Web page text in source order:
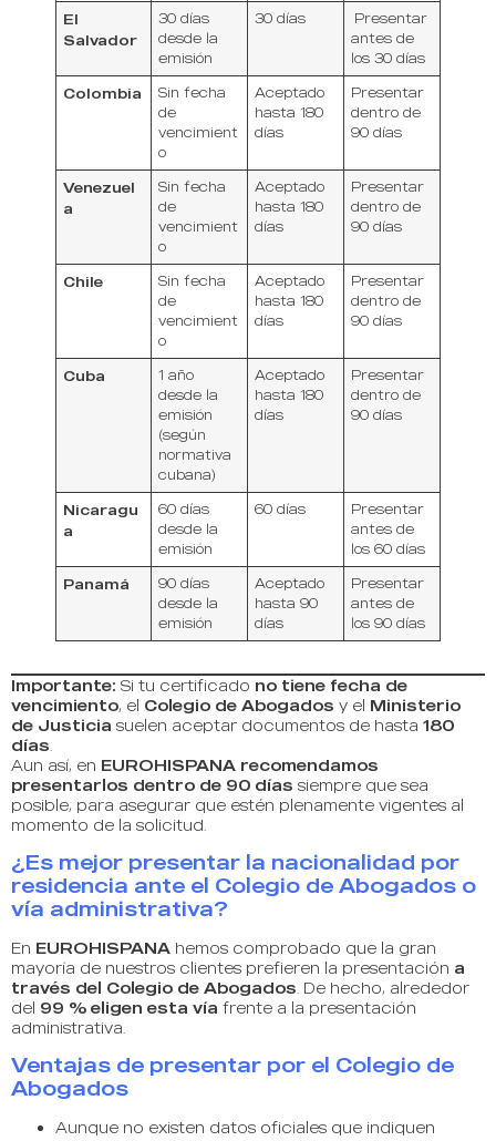
El
Salvador
30 días
desde la
emisión
30 días
Presentar
antes de
los 30 días
Colombia
Sin fecha
de
vencimient
o
Aceptado
hasta 180
días
Presentar
dentro de
90 días
Venezuel
a
Sin fecha
de
vencimient
o
Aceptado
hasta 180
días
Presentar
dentro de
90 días
Chile
Sin fecha
de
vencimient
o
Aceptado
hasta 180
días
Presentar
dentro de
90 días
Cuba
1 año
desde la
emisión
(según
normativa
cubana)
Aceptado
hasta 180
días
Presentar
dentro de
90 días
Nicaragu
a
60 días
desde la
emisión
60 días
Presentar
antes de
los 60 días
Panamá
90 días
desde la
emisión
Aceptado
hasta 90
días
Presentar
antes de
los 90 días
Importante: Si tu certificado no tiene fecha de
vencimiento, el Colegio de Abogados y el Ministerio
de Justicia suelen aceptar documentos de hasta 180
días.
Aun así, en EUROHISPANA recomendamos
presentarlos dentro de 90 días siempre que sea
posible, para asegurar que estén plenamente vigentes al
momento de la solicitud.
¿Es mejor presentar la nacionalidad por
residencia ante el Colegio de Abogados o
vía administrativa?
En EUROHISPANA hemos comprobado que la gran
mayoría de nuestros clientes prefieren la presentación a
través del Colegio de Abogados. De hecho, alrededor
del 99 % eligen esta vía frente a la presentación
administrativa.
Ventajas de presentar por el Colegio de
Abogados
Aunque no existen datos oficiales que indiquen